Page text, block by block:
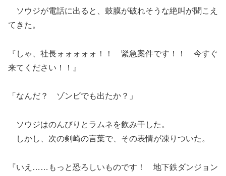
ソウジが電話に出ると、鼓膜が破れそうな絶叫が聞こえ
てきた。
『しゃ、社長ォォォォォ！！ 緊急案件です！！ 今すぐ
来てください！！』
「なんだ？ ゾンビでも出たか？」
ソウジはのんびりとラムネを飲み干した。
しかし、次の剣崎の言葉で、その表情が凍りついた。
『いえ……もっと恐ろしいものです！ 地下鉄ダンジョン